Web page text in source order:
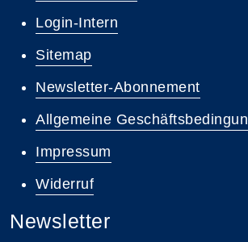
Login-Intern
Sitemap
Newsletter-Abonnement
Allgemeine
Impressum
Widerruf
Newsletter